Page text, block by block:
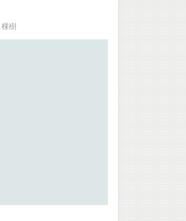
樹